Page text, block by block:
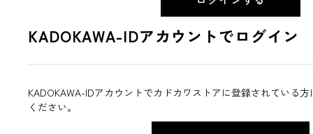
KADOKAWA-IDアカウントでログイン
KADOKAWA-IDアカウントでカドカワストアに登録されている
ください。